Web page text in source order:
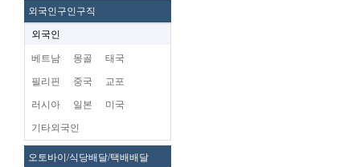
외국인구인구직
외국인
베트남 몽골 태국
필리핀 중국 교포
러시아 일본 미국
기타외국인
오토바이/식당배달/택배배달